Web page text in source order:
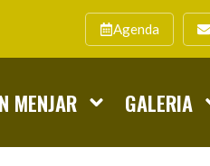
Agenda
MENJAR GALERIA